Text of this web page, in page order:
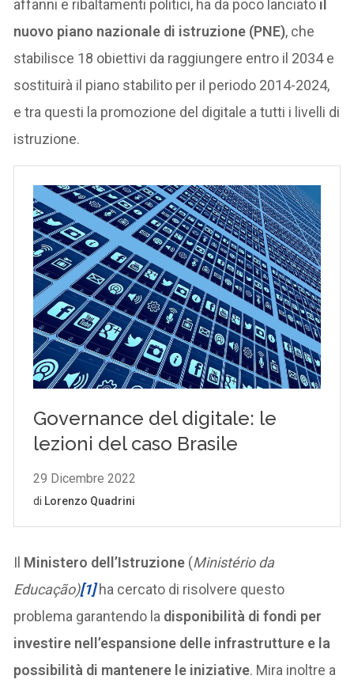
affanni e ribaltamenti politici, ha da poco lanciato il
nuovo piano nazionale di istruzione (PNE), che
stabilisce 18 obiettivi da raggiungere entro il 2034 e
sostituirà il piano stabilito per il periodo 2014-2024,
e tra questi la promozione del digitale a tutti i livelli di
istruzione.
Il Ministero dell’Istruzione (Ministério da
Educação)[1] ha cercato di risolvere questo
problema garantendo la disponibilità di fondi per
investire nell’espansione delle infrastrutture e la
possibilità di mantenere le iniziative. Mira inoltre a